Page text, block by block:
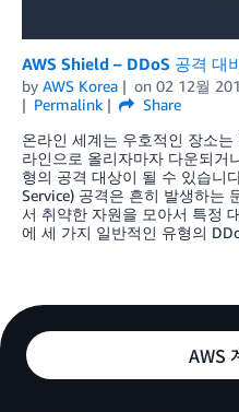
AWS Shield – DDoS 공격 대
by AWS Korea on 02 12월
Permalink
Share
온라인 세계는 우호적인 장소
라인으로 올리자마자 다운되거
형의 공격 대상이 될 수 있습니
Service) 공격은 흔히 발생하는
서 취약한 자원을 모아서 특정
에 세 가지 일반적인 유형의
AWS